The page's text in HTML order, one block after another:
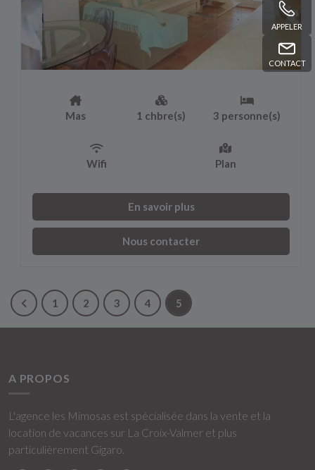
APPELER
CONTACT
Mas 1 chbre(s) 3 personne(s)
Wifi Plan
En savoir plus
Nous contacter
1 2 3 4 5
A PROPOS
L'agence les Mimosas est spécialisée dans la vente et la
location de vacances sur La Croix-Valmer et plus
particulièrement Gigaro.